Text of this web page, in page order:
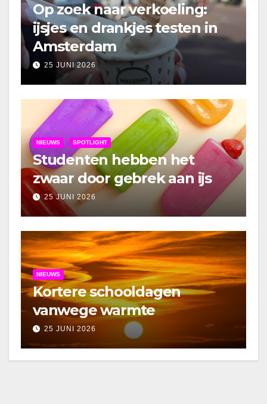
Op zoek naar verkoeling:
ijsjes en drankjes testen in
Amsterdam
25 JUNI 2026
NIEUWS SPOTLIGHT
Studenten hebben het
zwaar door gebrek aan ijs
25 JUNI 2026
NIEUWS
Kortere schooldagen
vanwege warmte
25 JUNI 2026